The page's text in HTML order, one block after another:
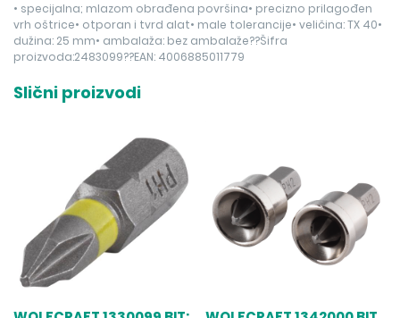
• specijalna; mlazom obrađena površina• precizno prilagođen
vrh oštrice• otporan i tvrd alat• male tolerancije• veličina: TX 40•
dužina: 25 mm• ambalaža: bez ambalaže??Šifra
proizvoda:2483099??EAN: 4006885011779
Slični proizvodi